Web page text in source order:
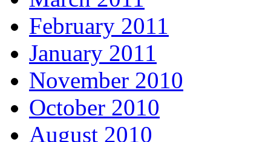
February 2011
January 2011
November 2010
October 2010
August 2010